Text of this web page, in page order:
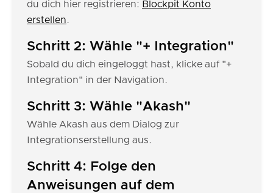
du dich hier registrieren: Blockpit Konto
erstellen.
Schritt 2: Wähle "+ Integration"
Sobald du dich eingeloggt hast, klicke auf "+
Integration" in der Navigation.
Schritt 3: Wähle "Akash"
Wähle Akash aus dem Dialog zur
Integrationserstellung aus.
Schritt 4: Folge den
Anweisungen auf dem